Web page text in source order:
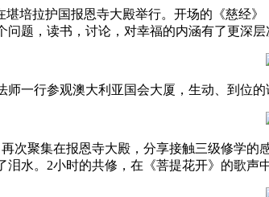
培拉护国报恩寺大殿举行。开场的《慈经
题，读书，讨论，对幸福的内涵有了更深层
一行参观澳大利亚国会大厦，生动、到位
次聚集在报恩寺大殿，分享接触三级修学
水。2小时的共修，在《菩提花开》的歌声中